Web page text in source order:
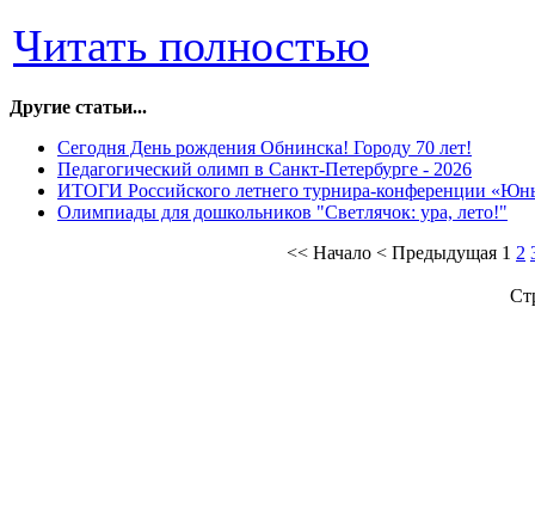
Читать полностью
Другие статьи...
Сегодня День рождения Обнинска! Городу 70 лет!
Педагогический олимп в Санкт-Петербурге - 2026
ИТОГИ Российского летнего турнира-конференции
Олимпиады для дошкольников "Светлячок: ура, лето!"
<< Начало < Предыдущая 1 2